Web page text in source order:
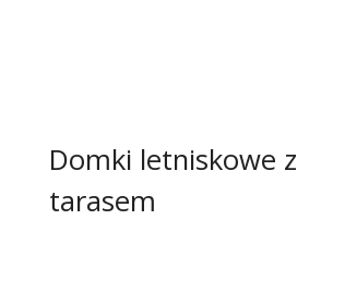
Domki letniskowe z
tarasem